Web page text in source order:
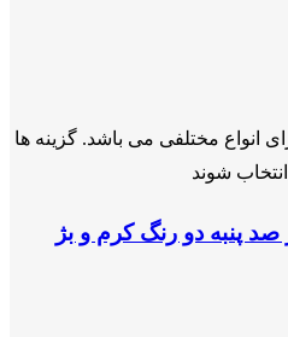
انواع مختلفی می باشد. گزینه ها
شوند